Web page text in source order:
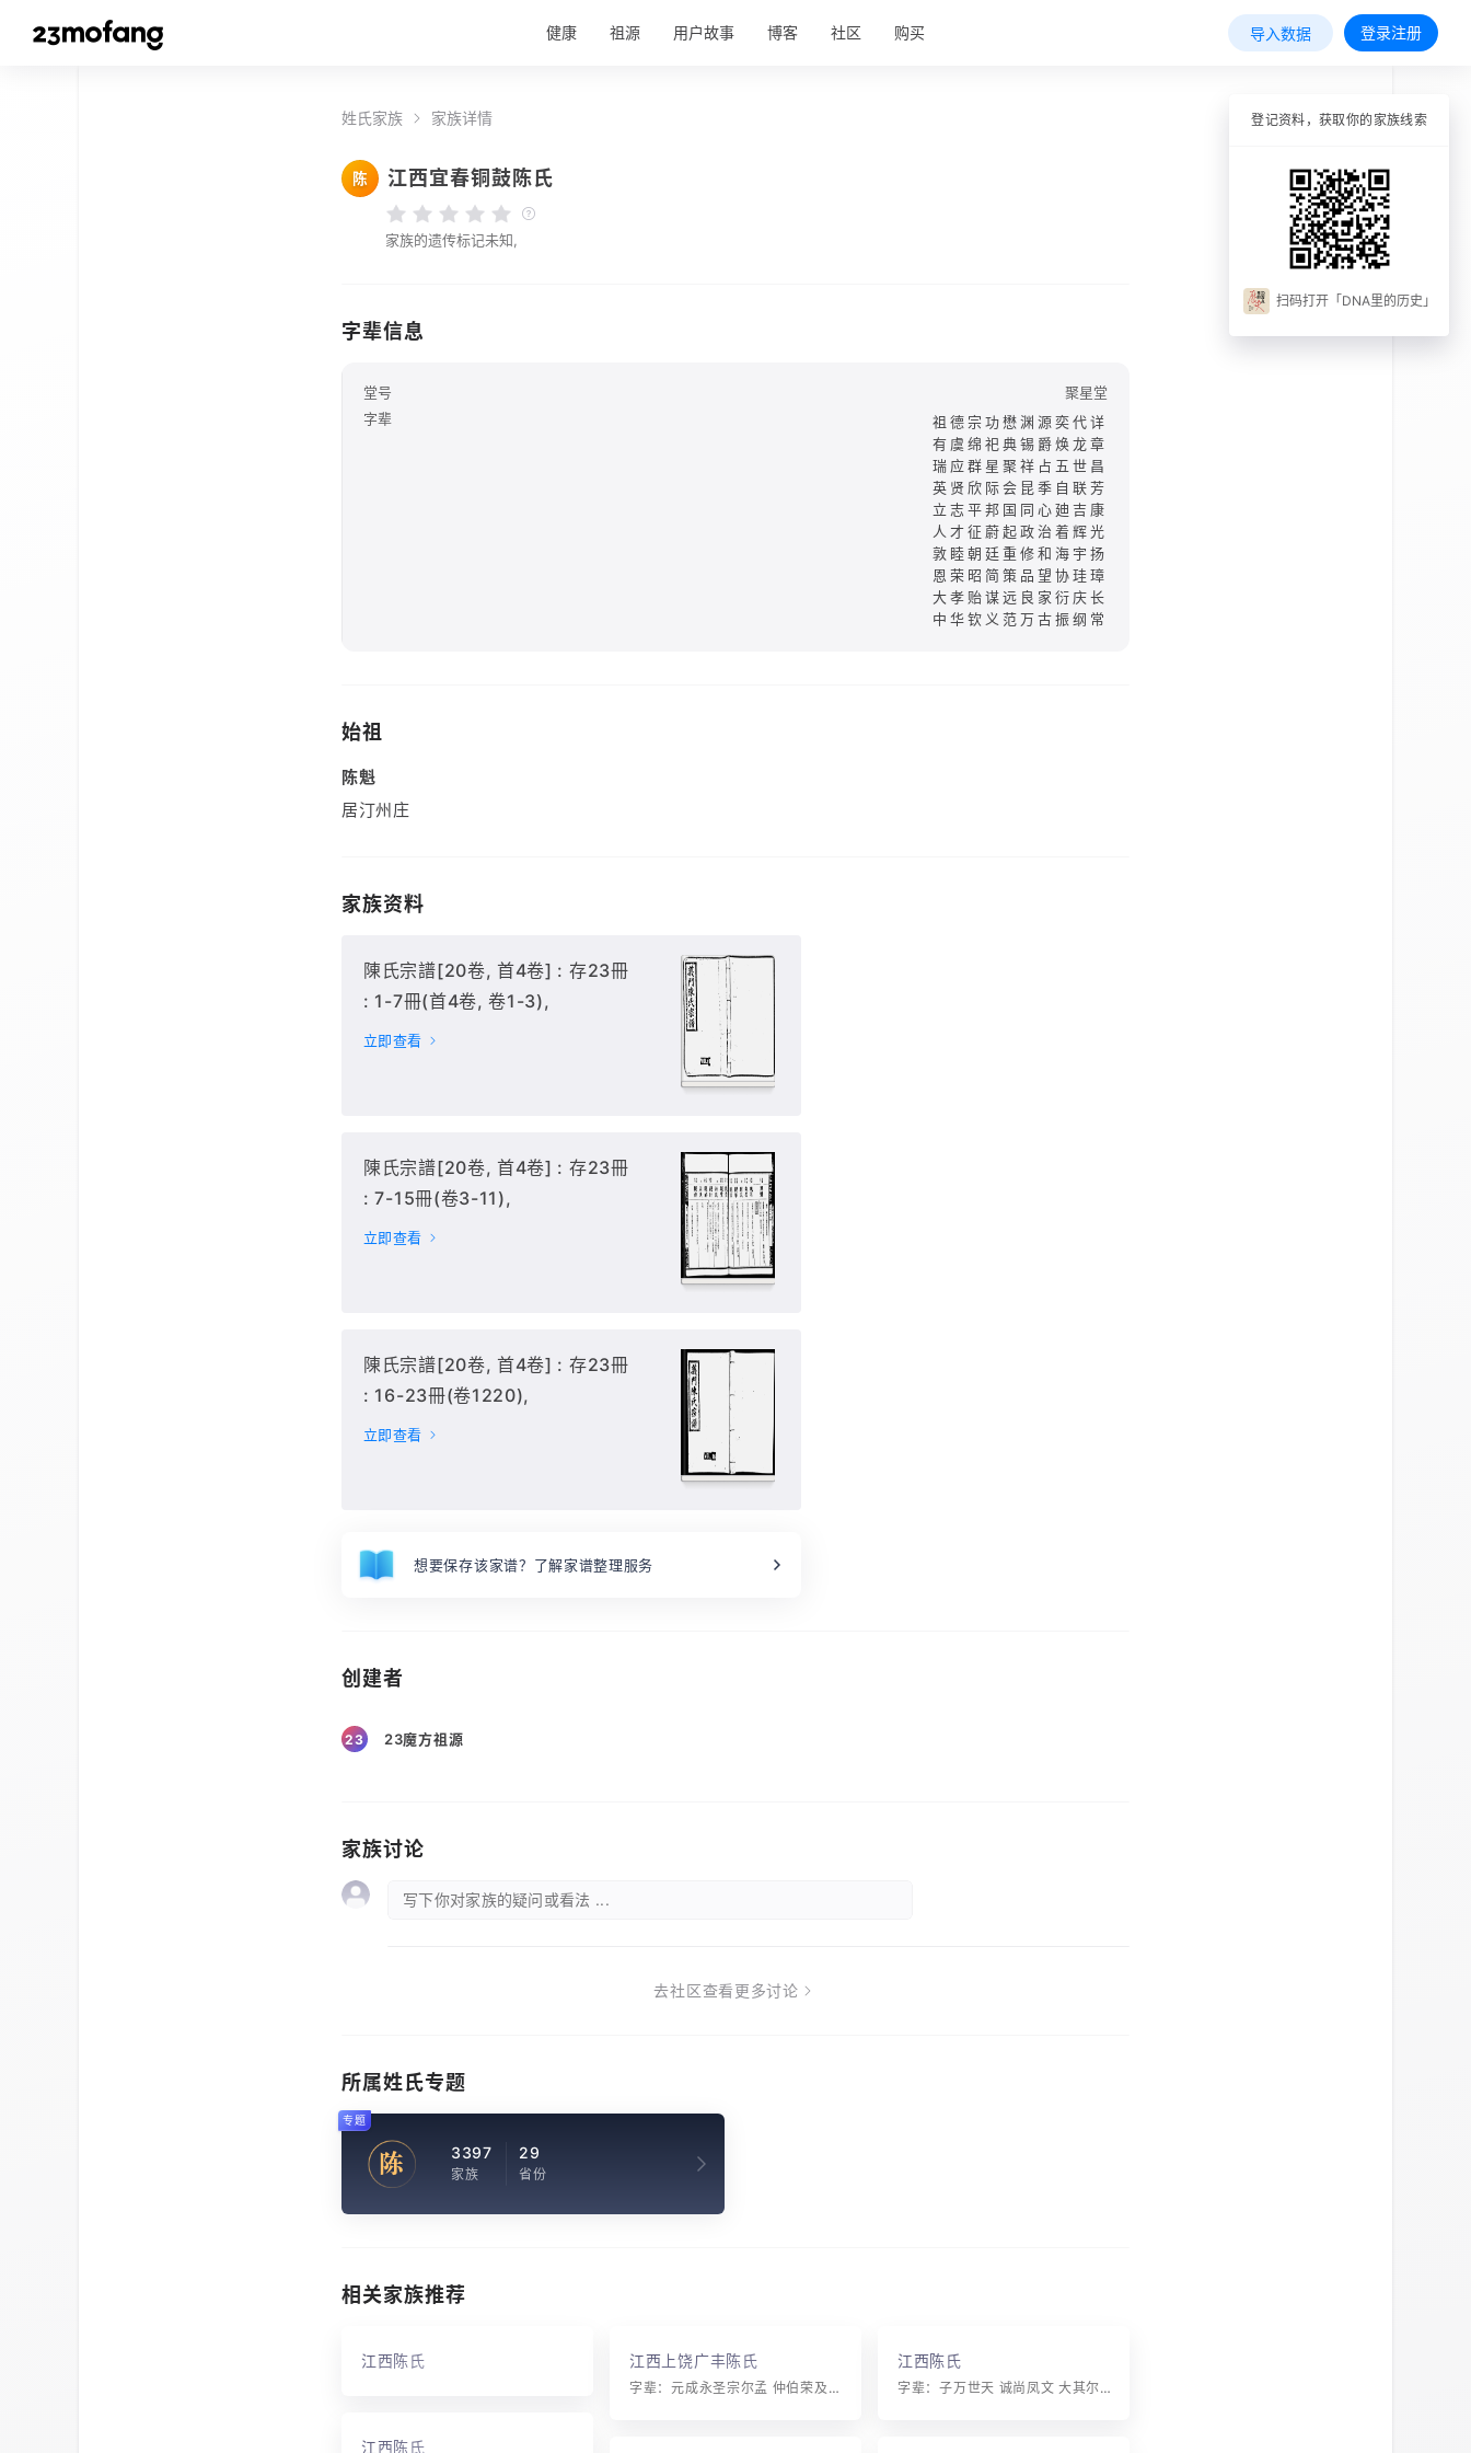
健康 祖源 用户故事 博客 社区 购买 导入数据 登录注册
姓氏家族 家族详情
陈 江西宜春铜鼓陈氏
家族的遗传标记未知,
字辈信息
堂号
聚星堂
字辈
祖德宗功懋渊源奕代详
有虞绵祀典锡爵焕龙章
瑞应群星聚祥占五世昌
英贤欣际会昆季自联芳
立志平邦国同心廸吉康
人才征蔚起政治着辉光
敦睦朝廷重修和海宇扬
恩荣昭简策品望协珪璋
大孝贻谋远良家衍庆长
中华钦义范万古振纲常
始祖
陈魁
居汀州庄
家族资料
陳氏宗譜[20卷, 首4卷] : 存23冊
: 1-7冊(首4卷, 卷1-3),
立即查看
陳氏宗譜[20卷, 首4卷] : 存23冊
: 7-15冊(卷3-11),
立即查看
陳氏宗譜[20卷, 首4卷] : 存23冊
: 16-23冊(卷1220),
立即查看
想要保存该家谱？了解家谱整理服务
创建者
23 23魔方祖源
家族讨论
写下你对家族的疑问或看法 ...
去社区查看更多讨论
所属姓氏专题
陈 3397
家族
29
省份
专题
相关家族推荐
江西陈氏 江西上饶广丰陈氏
字辈：元成永圣宗尔孟 仲伯荣及千万方 乾坤耀神明 海岳瑞奇英 玉石精雕琢 佳器自应呈 鹏翔万里程 英雄绘宏图
江西陈氏
字辈：子万世天 诚尚凤文 大其尔士 国之守宗 泽植光鼎 定为美景 汝克从先 声名必永
江西陈氏
登记资料，获取你的家族线索
扫码打开「DNA里的历史」